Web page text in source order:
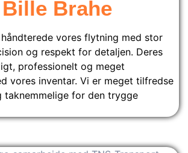
Brahe
håndterede vores flytning med stor
og respekt for detaljen. Deres
professionelt og meget
vores inventar. Vi er meget tilfredse
taknemmelige for den trygge